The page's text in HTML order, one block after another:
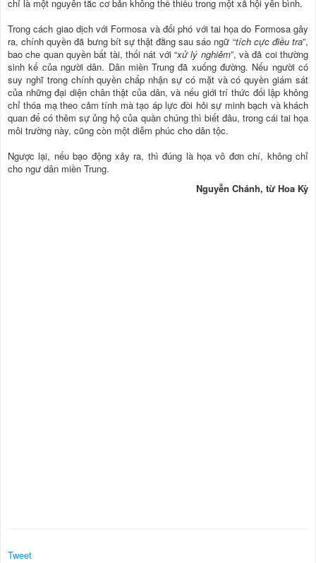
chỉ là một nguyên tắc cơ bản không thể thiếu trong một xã hội yên bình.
Trong cách giao dịch với Formosa và đối phó với tai họa do Formosa gây
ra, chính quyền đã bưng bít sự thật đằng sau sáo ngữ “tích cực điều tra”,
bao che quan quyền bất tài, thối nát với “xử lý nghiêm”, và đã coi thường
sinh kế của người dân. Dân miền Trung đã xuống đường. Nếu người có
suy nghĩ trong chính quyền chấp nhận sự có mặt và có quyền giám sát
của những đại diện chân thật của dân, và nếu giới trí thức đối lập không
chỉ thóa mạ theo cảm tính mà tạo áp lực đòi hỏi sự minh bạch và khách
quan để có thêm sự ủng hộ của quần chúng thì biết đâu, trong cái tai họa
môi trường này, cũng còn một diễm phúc cho dân tộc.
Ngược lại, nếu bạo động xảy ra, thì đúng là họa vô đơn chí, không chỉ
cho ngư dân miền Trung.
Nguyễn Chánh, từ Hoa Kỳ
Tweet